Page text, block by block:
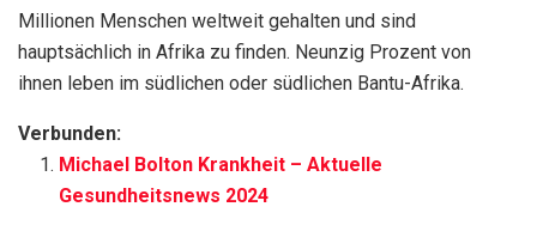
Millionen Menschen weltweit gehalten und sind
hauptsächlich in Afrika zu finden. Neunzig Prozent von
ihnen leben im südlichen oder südlichen Bantu-Afrika.
Verbunden:
Michael Bolton Krankheit – Aktuelle
Gesundheitsnews 2024